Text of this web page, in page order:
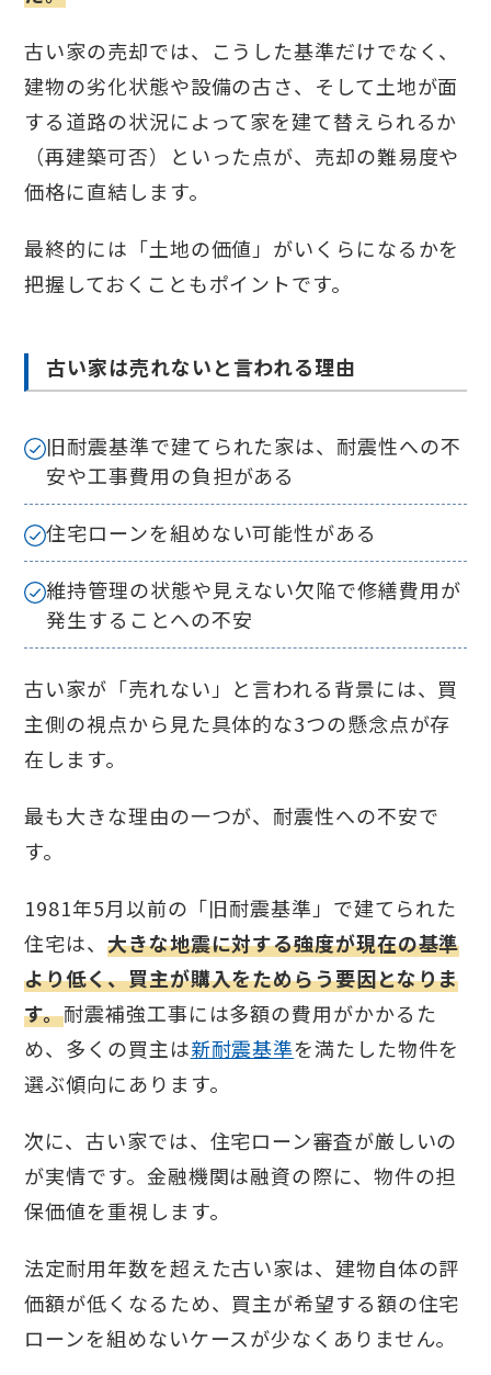
古い家の売却では、こうした基準だけでなく、
建物の劣化状態や設備の古さ、そして土地が面
する道路の状況によって家を建て替えられるか
（再建築可否）といった点が、売却の難易度や
価格に直結します。
最終的には「土地の価値」がいくらになるかを
把握しておくこともポイントです。
古い家は売れないと言われる理由
旧耐震基準で建てられた家は、耐震性への不
安や工事費用の負担がある
住宅ローンを組めない可能性がある
維持管理の状態や見えない欠陥で修繕費用が
発生することへの不安
古い家が「売れない」と言われる背景には、買
主側の視点から見た具体的な3つの懸念点が存
在します。
最も大きな理由の一つが、耐震性への不安で
す。
1981年5月以前の「旧耐震基準」で建てられた
住宅は、大きな地震に対する強度が現在の基準
より低く、買主が購入をためらう要因となりま
す。耐震補強工事には多額の費用がかかるた
め、多くの買主は新耐震基準を満たした物件を
選ぶ傾向にあります。
次に、古い家では、住宅ローン審査が厳しいの
が実情です。金融機関は融資の際に、物件の担
保価値を重視します。
法定耐用年数を超えた古い家は、建物自体の評
価額が低くなるため、買主が希望する額の住宅
ローンを組めないケースが少なくありません。